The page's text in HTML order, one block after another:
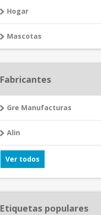
Hogar
Mascotas
Fabricantes
Gre Manufacturas
Alin
Ver todos
Etiquetas populares